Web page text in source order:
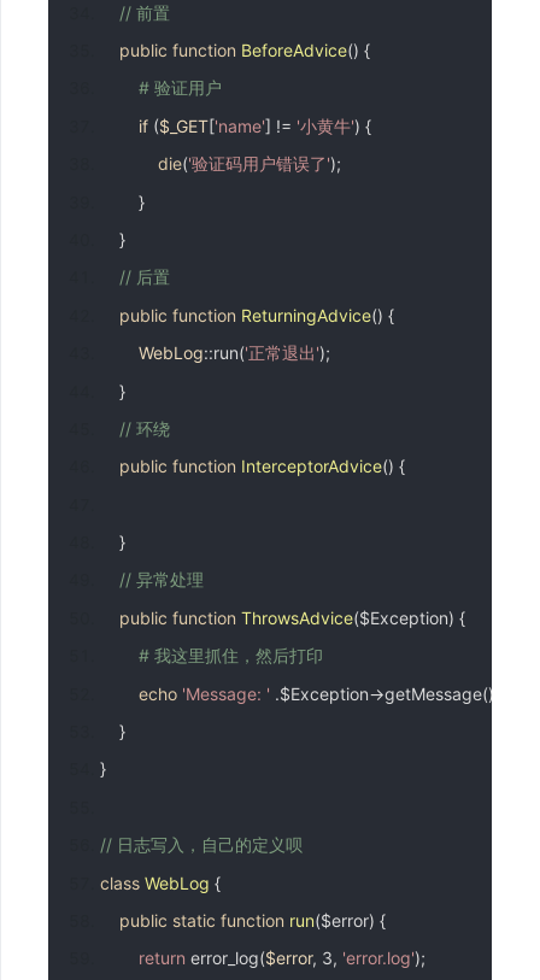
// 前置
public function BeforeAdvice() {
# 验证用户
if ($_GET['name'] != '小黄牛') {
die('验证码用户错误了');
}
}
// 后置
public function ReturningAdvice() {
WebLog::run('正常退出');
}
// 环绕
public function InterceptorAdvice() {
}
// 异常处理
public function ThrowsAdvice($Exception) {
# 我这里抓住，然后打印
echo 'Message: ' .$Exception->getMessage();
}
}
// 日志写入，自己的定义呗
class WebLog {
public static function run($error) {
return error_log($error, 3, 'error.log');